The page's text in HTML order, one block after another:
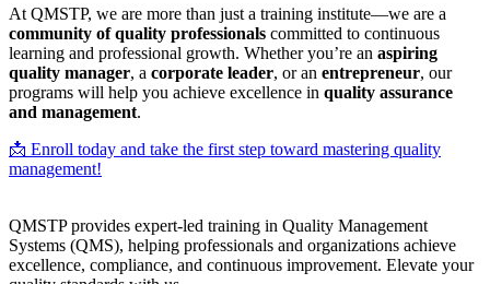
At QMSTP, we are more than just a training institute—we are a
community of quality professionals committed to continuous
learning and professional growth. Whether you’re an aspiring
quality manager, a corporate leader, or an entrepreneur, our
programs will help you achieve excellence in quality assurance
and management.
📩 Enroll today and take the first step toward mastering quality
management!
QMSTP provides expert-led training in Quality Management
Systems (QMS), helping professionals and organizations achieve
excellence, compliance, and continuous improvement. Elevate your